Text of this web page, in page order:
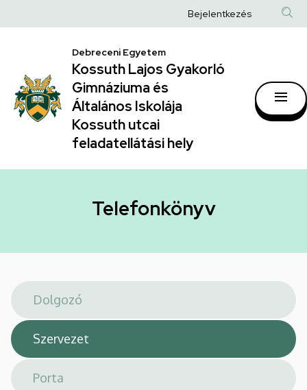
|
Kossuth
Lajos
Gyakorló
Gimnáziuma
Általános
hely
a
Anonim
fiók
Bejelentkezés
Debreceni Egyetem
Kossuth Lajos Gyakorló
Gimnáziuma és
Általános Iskolája
Kossuth utcai
feladatellátási hely
Telefonkönyv